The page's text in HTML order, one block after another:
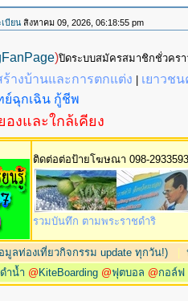
บียน สิงหาคม 09, 2026, 06:18:55 pm
)ปิดระบบสมัครสมาชิกชั่วครา
างบ้านและการตกแต่ง
เยาวช
ย์ฉุกเฉิน กู้ชีพ
งและใกล้เคียง
ติดต่อต่อป้ายโฆษณา 098-2933593
รวมบันทึก ตามพระราชดำริ
มูลท่องเที่ยวกิจกรรม update ทุกวัน!) |
ดำน้ำ @ KiteBoarding @ฟุตบอล @กอล์ฟ